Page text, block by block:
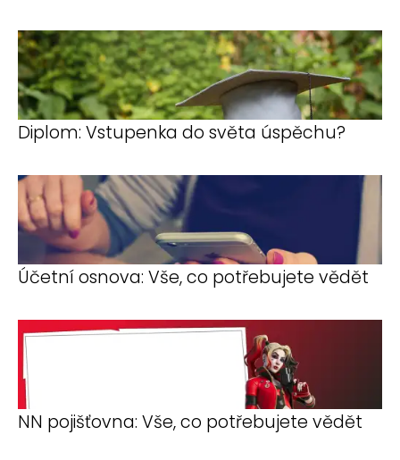
Diplom: Vstupenka do světa úspěchu?
Účetní osnova: Vše, co potřebujete vědět
NN pojišťovna: Vše, co potřebujete vědět